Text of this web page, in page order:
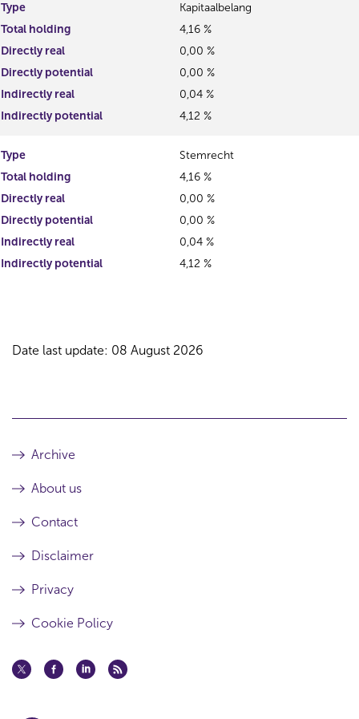
Type
Kapitaalbelang
Total holding
4,16 %
Directly real
0,00 %
Directly potential
0,00 %
Indirectly real
0,04 %
Indirectly potential
4,12 %
Type
Stemrecht
Total holding
4,16 %
Directly real
0,00 %
Directly potential
0,00 %
Indirectly real
0,04 %
Indirectly potential
4,12 %
Date last update: 08 August 2026
Archive
About us
Contact
Disclaimer
Privacy
Cookie Policy